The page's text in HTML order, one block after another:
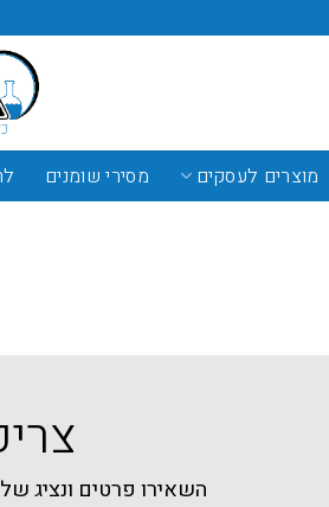
מוצרים לעסקים מסירי שומנים
השאירו פרטים ונציג